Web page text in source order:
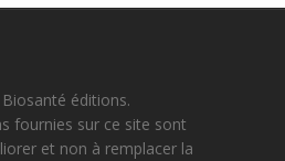
éditions.
fournies sur ce site sont
et non à remplacer la